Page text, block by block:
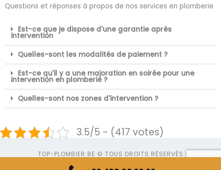
Questions et réponses à propos de nos services en plomberie
Est-ce que je dispose d'une garantie après
intervention
Quelles-sont les modalités de paiement ?
Est-ce qu'il y a une majoration en soirée pour une
intervention en plomberie ?
Quelles-sont nos zones d'intervention ?
3.5/5 - (417 votes)
TOP-PLOMBIER.BE © TOUS DROITS RÉSERVÉS